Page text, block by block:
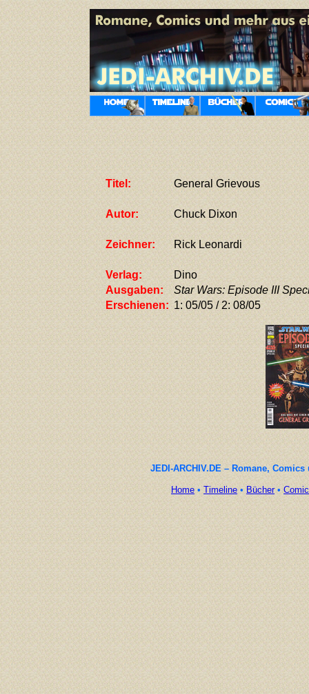
Titel: General Grievous
Autor: Chuck Dixon
Zeichner: Rick Leonardi
Verlag:
Dino
Ausgaben:
Star Wars: Episode III
Erschienen: 1: 05/05 / 2: 08/05
JEDI-ARCHIV.DE – Romane,
Home•Timeline•Bücher•